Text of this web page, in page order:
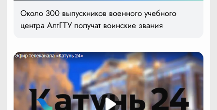
Около 300 выпускников военного учебного
центра АлтГТУ получат воинские звания